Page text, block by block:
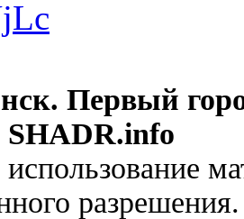
Первый
SHADR.info